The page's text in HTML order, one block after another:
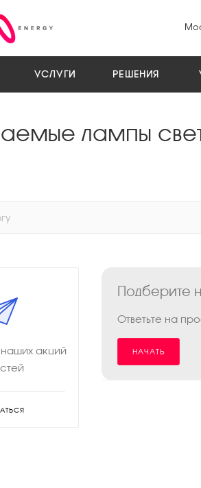
УСЛУГИ РЕШЕНИЯ
лампы
Подберите
Ответьте на
НАЧАТЬ
наших акций